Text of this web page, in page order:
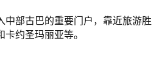
中部古巴的重要门户，靠近旅游胜
约圣玛丽亚等。